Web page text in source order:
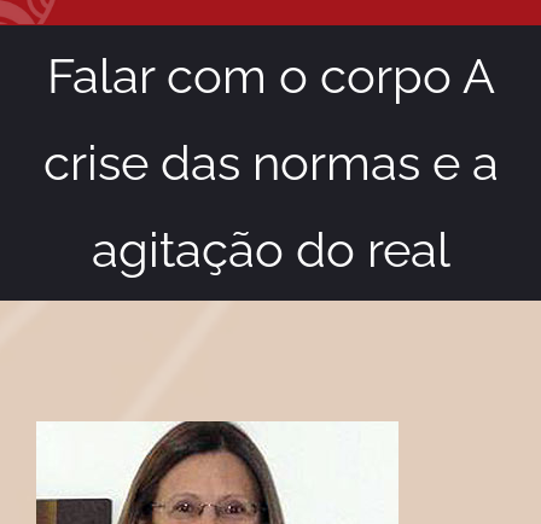
Falar com o corpo A
crise das normas e a
agitação do real